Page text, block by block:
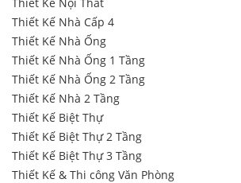
Thiết Kế Nhà Cấp 4
Thiết Kế Nhà Ống
Thiết Kế Nhà Ống 1 Tầng
Thiết Kế Nhà Ống 2 Tầng
Thiết Kế Nhà 2 Tầng
Thiết Kế Biệt Thự
Thiết Kế Biệt Thự 2 Tầng
Thiết Kế Biệt Thự 3 Tầng
Thiết Kế & Thi công Văn Phòng